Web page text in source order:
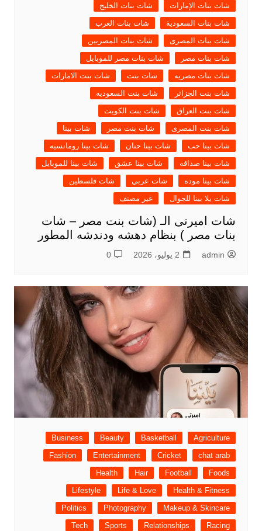
شات بنات الإمارات
شات بنات الخليج
شات بنات السعودية
شات بنات العرب
شات بنات المصرى
شات بنات المصريين
شات بنات مصر
شات بنات مصر للموبايل
شات بنات مصريه
شات بنت
شات بنت الامارات
شات بنت الجزائر
شات بنت السعوديه
شات بنت العراق
شات بنت الكويت
شات بنت المصرى
شات بنت مصر
شات بينا
شات بينا حب
شات بينا حنان
شات بينا رومانسيه
شات بينا صداقه
شات بينا عشق
شات بينا للموبايل
شات بينا موده
شات عربي
شات فلسطين
شات يلا بينا للجوال
غير مصنف
شات اميرتى الـ (شات بنت مصر – شات
بنات مصر ) بنظام دهشه ودندشه المطور
admin 2 يوليو، 2026 0
Agriculture
Basketball
Beauty
Business
chat arab
Cricket
Entertainment
Fashion
Foods
Football
Hair
Health
Health & Fitness
Life & Love
Lifestyle
Makeup & Skincare
Photography
Politics
Racing
Relationships
Sports
Tech